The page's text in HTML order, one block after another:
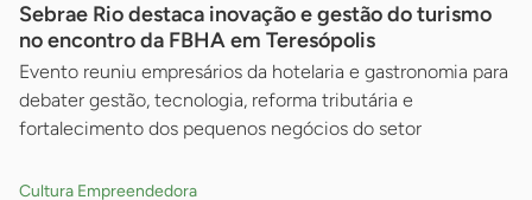
Sebrae Rio destaca inovação e gestão do turismo
no encontro da FBHA em Teresópolis
Evento reuniu empresários da hotelaria e gastronomia para
debater gestão, tecnologia, reforma tributária e
fortalecimento dos pequenos negócios do setor
Cultura Empreendedora